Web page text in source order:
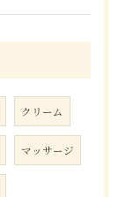
クリーム
マッサージ